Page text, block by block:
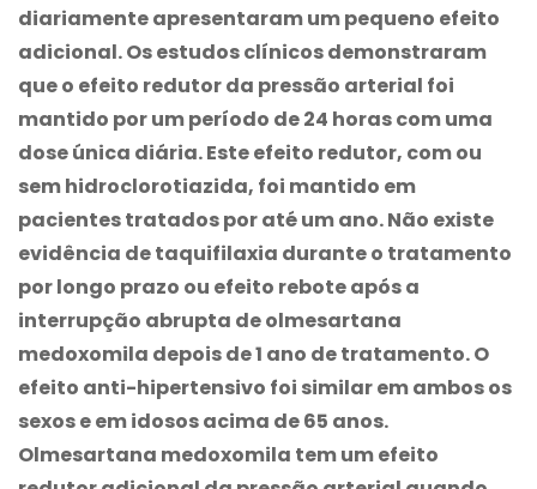
diariamente apresentaram um pequeno efeito
adicional. Os estudos clínicos demonstraram
que o efeito redutor da pressão arterial foi
mantido por um período de 24 horas com uma
dose única diária. Este efeito redutor, com ou
sem hidroclorotiazida, foi mantido em
pacientes tratados por até um ano. Não existe
evidência de taquifilaxia durante o tratamento
por longo prazo ou efeito rebote após a
interrupção abrupta de olmesartana
medoxomila depois de 1 ano de tratamento. O
efeito anti-hipertensivo foi similar em ambos os
sexos e em idosos acima de 65 anos.
Olmesartana medoxomila tem um efeito